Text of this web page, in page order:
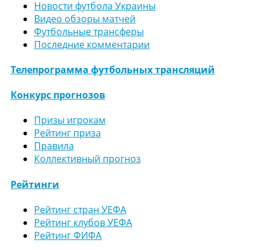
Новости футбола Украины
Видео обзоры матчей
Футбольные трансферы
Последние комментарии
Телепрограмма футбольных трансляций
Конкурс прогнозов
Призы игрокам
Рейтинг приза
Правила
Коллективный прогноз
Рейтинги
Рейтинг стран УЕФА
Рейтинг клубов УЕФА
Рейтинг ФИФА